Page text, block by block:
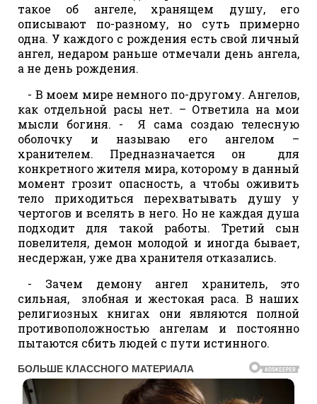
такое об ангеле, хранящем душу, его
описывают по-разному, но суть примерно
одна. У каждого с рождения есть свой личный
ангел, недаром раньше отмечали день ангела,
а не день рождения.
- В моем мире немного по-другому. Ангелов,
как отдельной расы нет. – Ответила на мои
мысли богиня. - Я сама создаю телесную
оболочку и называю его ангелом –
хранителем. Предназначается он для
конкретного жителя мира, которому в данный
момент грозит опасность, а чтобы оживить
тело приходиться перехватывать душу у
чертогов и вселять в него. Но не каждая душа
подходит для такой работы. Третий сын
повелителя, демон молодой и иногда бывает,
несдержан, уже два хранителя отказались.
- Зачем демону ангел хранитель, это
сильная, злобная и жестокая раса. В наших
религиозных книгах они являются полной
противоположностью ангелам и постоянно
пытаются сбить людей с пути истинного.